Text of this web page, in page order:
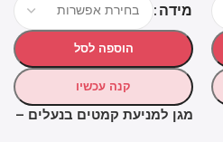
מידה
הוספה לסל
קנה עכשיו
מגן למניעת קמטים בנעלים –